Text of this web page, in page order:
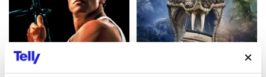
Dobrodružství v džungli